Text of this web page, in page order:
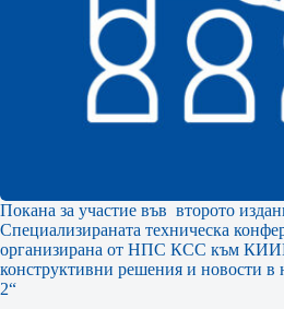
Покана за участие във второто
Специализираната техническа
организирана от НПС КСС към
конструктивни решения и новости в
2“